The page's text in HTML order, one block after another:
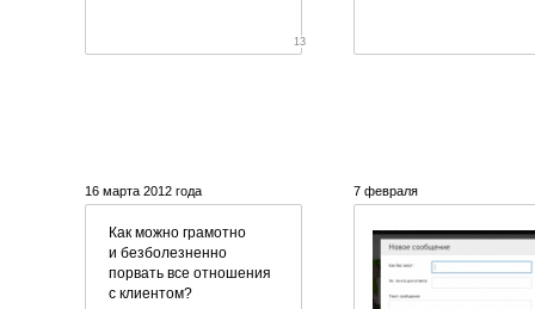
13
16 марта 2012 года
Как можно грамотно
и безболезненно
порвать все отношения
с клиентом?
7 февраля